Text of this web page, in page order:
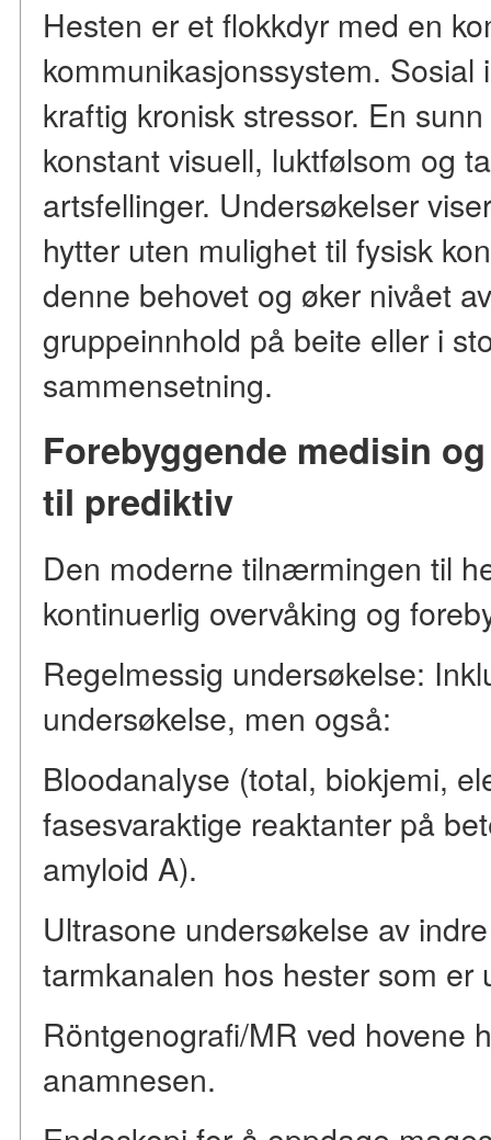
Hesten er et flokkdyr med en
kommunikasjonssystem.
kraftig kronisk stressor. En
konstant visuell, luktfølsom og
artsfellinger. Undersøkelser
hytter uten mulighet til fysisk
denne behovet og øker nivået
gruppeinnhold på beite eller i
sammensetning.
Forebyggende medisin
til prediktiv
Den moderne tilnærmingen til
kontinuerlig overvåking og
Regelmessig undersøkelse:
undersøkelse, men også:
Bloodanalyse (total, biokjemi,
fasesvaraktige reaktanter på
amyloid A).
Ultrasone undersøkelse av
tarmkanalen hos hester som er
Röntgenografi/MR ved hovene
anamnesen.